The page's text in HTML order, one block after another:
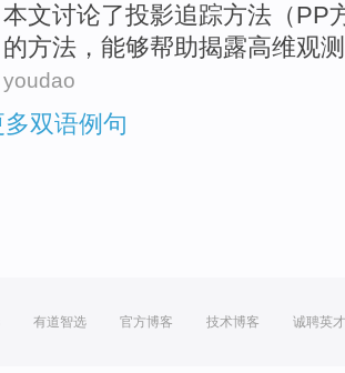
本文讨论了投影追踪方法 （PP
的方法 ， 能够帮助揭露高维观测
youdao
多双语例句
有道智选 官方博客 技术博客 诚聘英才